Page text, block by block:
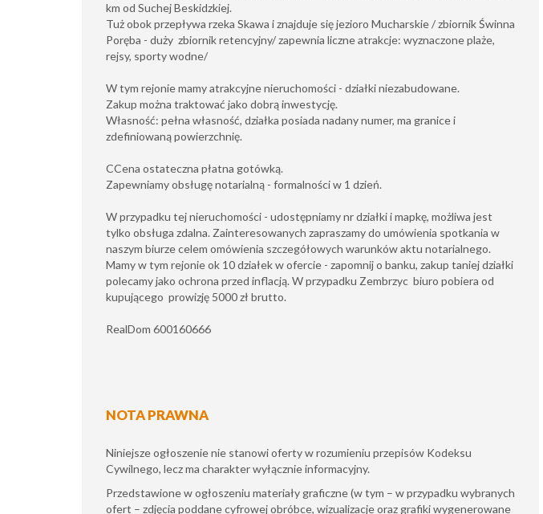
km od Suchej Beskidzkiej.
Tuż obok przepływa rzeka Skawa i znajduje się jezioro Mucharskie / zbiornik Świnna
Poręba - duży zbiornik retencyjny/ zapewnia liczne atrakcje: wyznaczone plaże,
rejsy, sporty wodne/
W tym rejonie mamy atrakcyjne nieruchomości - działki niezabudowane.
Zakup można traktować jako dobrą inwestycję.
Własność: pełna własność, działka posiada nadany numer, ma granice i
zdefiniowaną powierzchnię.
CCena ostateczna płatna gotówką.
Zapewniamy obsługę notarialną - formalności w 1 dzień.
W przypadku tej nieruchomości - udostępniamy nr działki i mapkę, możliwa jest
tylko obsługa zdalna. Zainteresowanych zapraszamy do umówienia spotkania w
naszym biurze celem omówienia szczegółowych warunków aktu notarialnego.
Mamy w tym rejonie ok 10 działek w ofercie - zapomnij o banku, zakup taniej działki
polecamy jako ochrona przed inflacją. W przypadku Zembrzyc biuro pobiera od
kupującego prowizję 5000 zł brutto.
RealDom 600160666
NOTA PRAWNA
Niniejsze ogłoszenie nie stanowi oferty w rozumieniu przepisów Kodeksu
Cywilnego, lecz ma charakter wyłącznie informacyjny.
​Przedstawione w ogłoszeniu materiały graficzne (w tym – w przypadku wybranych
ofert – zdjęcia poddane cyfrowej obróbce, wizualizacje oraz grafiki wygenerowane